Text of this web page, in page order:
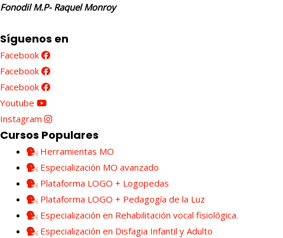
Fonodil M.P- Raquel Monroy
Síguenos en
Facebook
Facebook
Facebook
Youtube
Instagram
Cursos Populares
Herramientas MO
Especialización MO avanzado
Plataforma LOGO + Logopedas
Plataforma LOGO + Pedagogía de la Luz
Especialización en Rehabilitación vocal fisiológica.
Especialización en Disfagia Infantil y Adulto